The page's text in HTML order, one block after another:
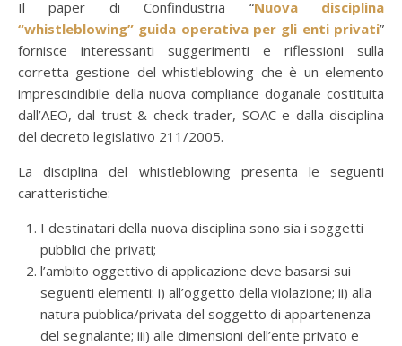
Il paper di Confindustria “Nuova disciplina
“whistleblowing” guida operativa per gli enti privati”
fornisce interessanti suggerimenti e riflessioni sulla
corretta gestione del whistleblowing che è un elemento
imprescindibile della nuova compliance doganale costituita
dall’AEO, dal trust & check trader, SOAC e dalla disciplina
del decreto legislativo 211/2005.
La disciplina del whistleblowing presenta le seguenti
caratteristiche:
I destinatari della nuova disciplina sono sia i soggetti
pubblici che privati;
l’ambito oggettivo di applicazione deve basarsi sui
seguenti elementi: i) all’oggetto della violazione; ii) alla
natura pubblica/privata del soggetto di appartenenza
del segnalante; iii) alle dimensioni dell’ente privato e